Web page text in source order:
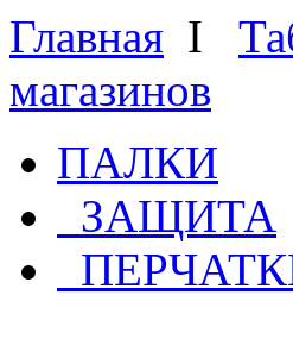
Главная Ι
магазинов
ПАЛКИ
ЗАЩИТА